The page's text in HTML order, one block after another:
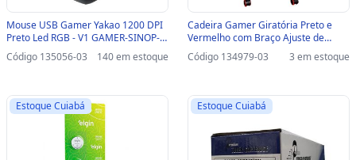
Mouse USB Gamer Yakao 1200 DPI
Preto Led RGB - V1 GAMER-SINOP-
03 - V1 GAMER
Código 135056-03 140 em estoque
Cadeira Gamer Giratória Preto e
Vermelho com Braço Ajuste de
Altura e Encosto Reclinável Yakao -
GC-007-Red-SINOP-03 - GC-007-RED
Código 134979-03 3 em estoque
Estoque Cuiabá Estoque Cuiabá